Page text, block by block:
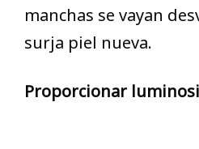
manchas se vayan
surja piel nueva.
Proporcionar